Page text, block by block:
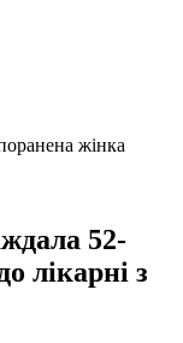
52-
лікарні з